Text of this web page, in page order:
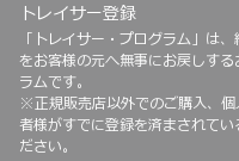
トレイサー登録
「トレイサー・プログラム」は
をお客様の元へ無事にお戻しす
ラムです。
※正規販売店以外でのご購入、
者様がすでに登録を済まされて
ださい。